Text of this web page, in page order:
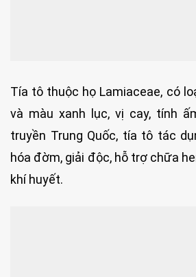
Tía tô thuộc họ Lamiaceae, có
và màu xanh lục, vị cay, tính
truyền Trung Quốc, tía tô tác
hóa đờm, giải độc, hỗ trợ chữa
khí huyết.